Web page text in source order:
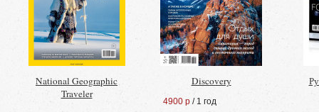
National Geographic
Traveler
Discovery
4900 р / 1 год